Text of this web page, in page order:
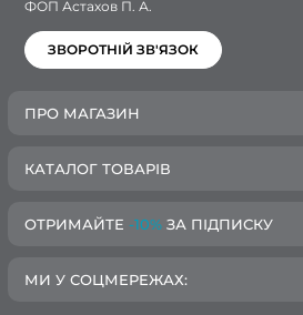
ФОП Астахов П. А.
ЗВОРОТНІЙ ЗВ'ЯЗОК
ПРО МАГАЗИН
КАТАЛОГ ТОВАРІВ
ОТРИМАЙТЕ -10% ЗА ПІДПИСКУ
МИ У СОЦМЕРЕЖАХ: